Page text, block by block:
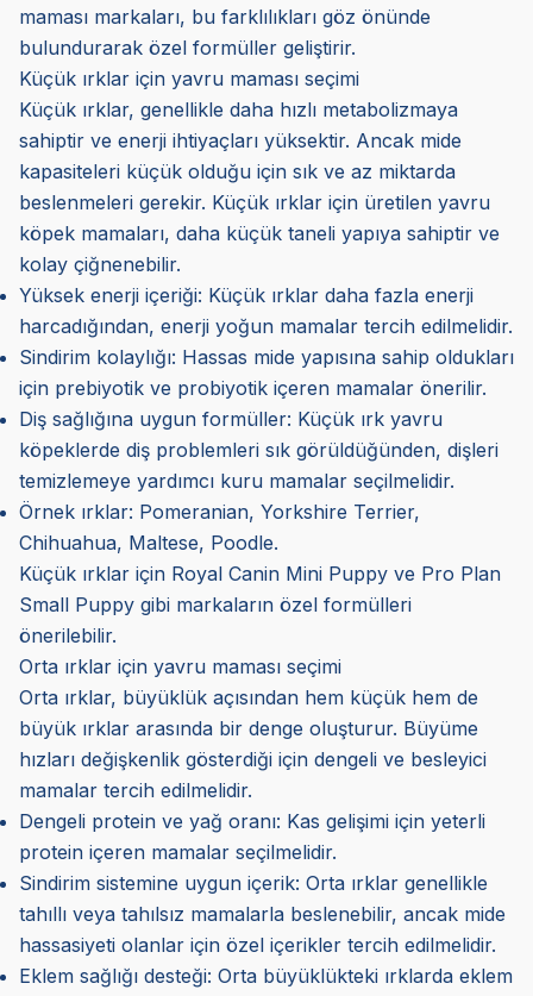
maması markaları, bu farklılıkları göz önünde
bulundurarak özel formüller geliştirir.
Küçük ırklar için yavru maması seçimi
Küçük ırklar, genellikle daha hızlı metabolizmaya
sahiptir ve enerji ihtiyaçları yüksektir. Ancak mide
kapasiteleri küçük olduğu için sık ve az miktarda
beslenmeleri gerekir. Küçük ırklar için üretilen yavru
köpek mamaları, daha küçük taneli yapıya sahiptir ve
kolay çiğnenebilir.
Yüksek enerji içeriği: Küçük ırklar daha fazla enerji
harcadığından, enerji yoğun mamalar tercih edilmelidir.
Sindirim kolaylığı: Hassas mide yapısına sahip oldukları
için prebiyotik ve probiyotik içeren mamalar önerilir.
Diş sağlığına uygun formüller: Küçük ırk yavru
köpeklerde diş problemleri sık görüldüğünden, dişleri
temizlemeye yardımcı kuru mamalar seçilmelidir.
Örnek ırklar: Pomeranian, Yorkshire Terrier,
Chihuahua, Maltese, Poodle.
Küçük ırklar için Royal Canin Mini Puppy ve Pro Plan
Small Puppy gibi markaların özel formülleri
önerilebilir.
Orta ırklar için yavru maması seçimi
Orta ırklar, büyüklük açısından hem küçük hem de
büyük ırklar arasında bir denge oluşturur. Büyüme
hızları değişkenlik gösterdiği için dengeli ve besleyici
mamalar tercih edilmelidir.
Dengeli protein ve yağ oranı: Kas gelişimi için yeterli
protein içeren mamalar seçilmelidir.
Sindirim sistemine uygun içerik: Orta ırklar genellikle
tahıllı veya tahılsız mamalarla beslenebilir, ancak mide
hassasiyeti olanlar için özel içerikler tercih edilmelidir.
Eklem sağlığı desteği: Orta büyüklükteki ırklarda eklem